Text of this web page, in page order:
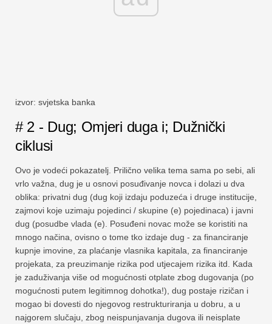
izvor: svjetska banka
# 2 - Dug; Omjeri duga i; Dužnički
ciklusi
Ovo je vodeći pokazatelj. Prilično velika tema sama po sebi, ali
vrlo važna, dug je u osnovi posuđivanje novca i dolazi u dva
oblika: privatni dug (dug koji izdaju poduzeća i druge institucije,
zajmovi koje uzimaju pojedinci / skupine (e) pojedinaca) i javni
dug (posudbe vlada (e). Posuđeni novac može se koristiti na
mnogo načina, ovisno o tome tko izdaje dug - za financiranje
kupnje imovine, za plaćanje vlasnika kapitala, za financiranje
projekata, za preuzimanje rizika pod utjecajem rizika itd. Kada
je zaduživanja više od mogućnosti otplate zbog dugovanja (po
mogućnosti putem legitimnog dohotka!), dug postaje rizičan i
mogao bi dovesti do njegovog restrukturiranja u dobru, a u
najgorem slučaju, zbog neispunjavanja dugova ili neisplate